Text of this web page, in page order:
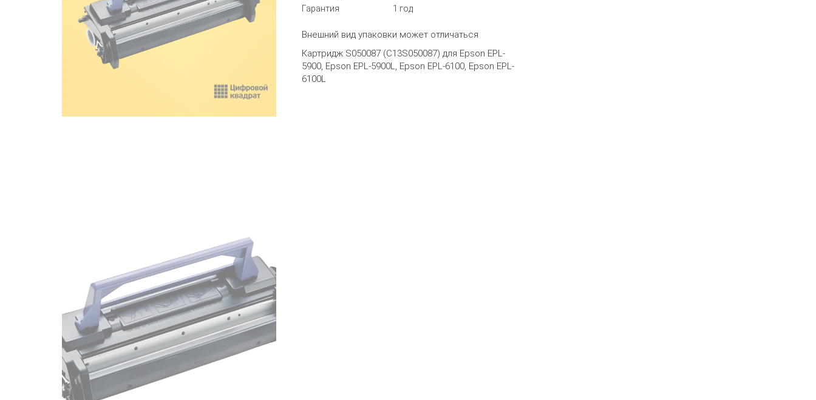
Гарантия
1 год
Внешний вид упаковки может отличаться
Картридж S050087 (C13S050087) для Epson EPL-
5900, Epson EPL-5900L, Epson EPL-6100, Epson EPL-
6100L